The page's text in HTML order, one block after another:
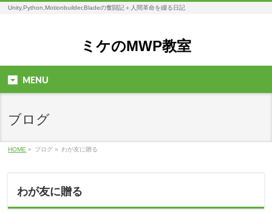
Unity,Python,Motionbuilder,Bladeの奮闘記＋人間革命を綴る日記
ミケのMWP教室
MENU
ブログ
HOME » ブログ » わが友に贈る
わが友に贈る